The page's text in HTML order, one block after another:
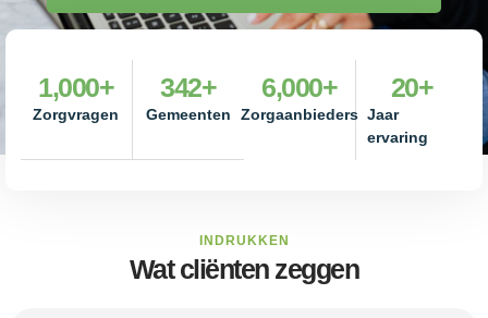
Zorgvragen
1,000+
Gemeenten
342+
Zorgaanbieders
6,000+
Jaar
ervaring
20+
INDRUKKEN
Wat cliënten zeggen